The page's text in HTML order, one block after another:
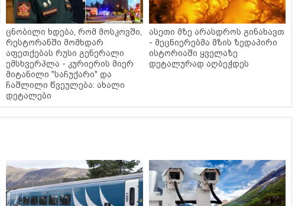
ცნობილი ხდება, რომ მოსკოვში,
რესტორანში მომხდარ
აფეთქებას რუსი გენერალი
ემსხვერპლა - კურიერის მიერ
მიტანილი "საჩუქარი" და
ჩაშლილი წვეულება: ახალი
დეტალები
ასეთი მზე არასდროს გინახავთ
- მეცნიერებმა მზის ზედაპირი
ისტორიაში ყველაზე
დეტალურად აღბეჭდეს